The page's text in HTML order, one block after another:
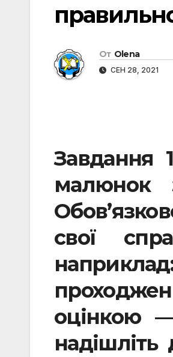
От Olena
СЕН 28, 2021
Завдання
малюнок
свої
оцінкою
надішліть